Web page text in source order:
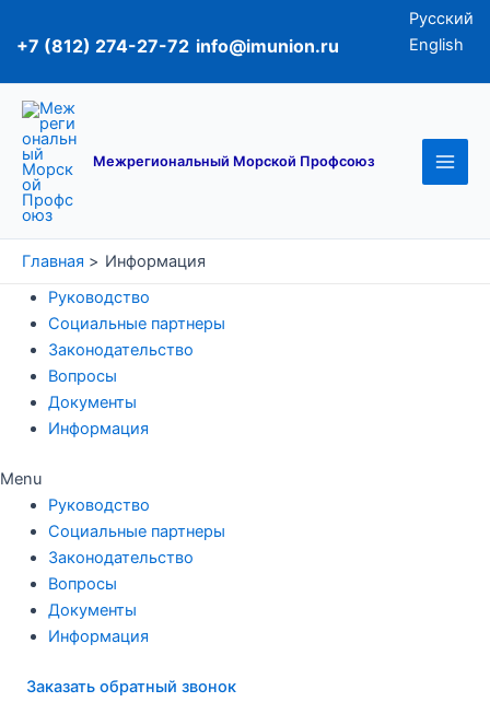
+7 (812) 274-27-72 info@imunion.ru
Русский
English
Межрегиональный Морской Профсоюз
Главная
Информация
Руководство
Социальные партнеры
Законодательство
Вопросы
Документы
Информация
Menu
Руководство
Социальные партнеры
Законодательство
Вопросы
Документы
Информация
Заказать обратный звонок